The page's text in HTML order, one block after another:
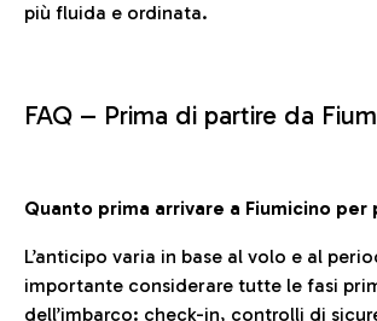
più fluida e ordinata.
FAQ – Prima di partire da
Quanto prima arrivare a Fiumicino per
L’anticipo varia in base al volo e al
importante considerare tutte le fasi
dell’imbarco: check-in, controlli di